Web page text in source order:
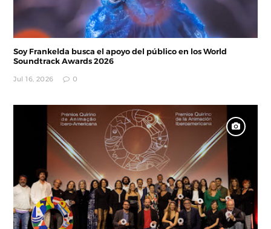
Soy Frankelda busca el apoyo del público en los World
Soundtrack Awards 2026
Jul 16, 2026 0